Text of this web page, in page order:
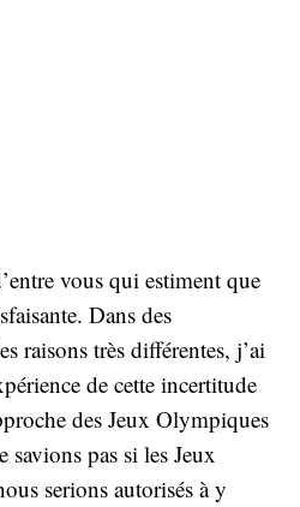
vous qui estiment que
Dans des
raisons très différentes, j’ai
de cette incertitude
des Jeux Olympiques
pas si les Jeux
serions autorisés à y